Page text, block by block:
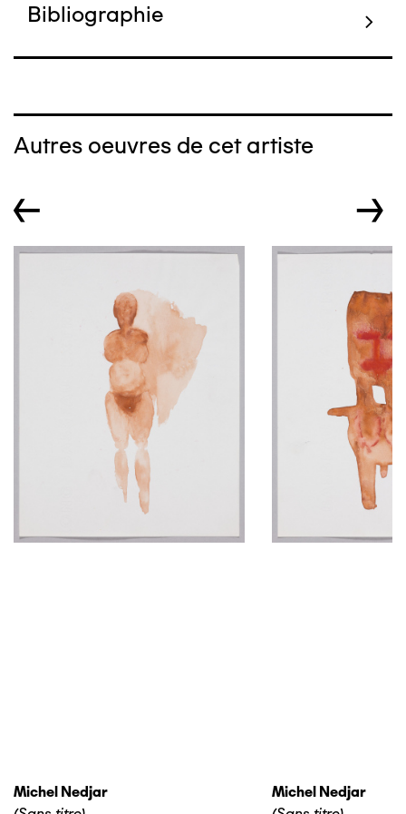
Bibliographie
Autres oeuvres de cet artiste
← →
Michel Nedjar
Michel Nedjar